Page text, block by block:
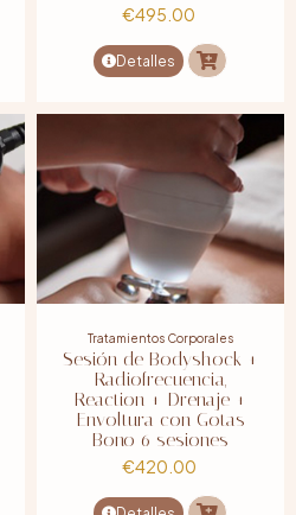
€495.00
Detalles
Tratamientos Corporales
Sesión de Bodyshock +
Radiofrecuencia,
Reaction + Drenaje +
Envoltura con Gotas
Bono 6 sesiones
€420.00